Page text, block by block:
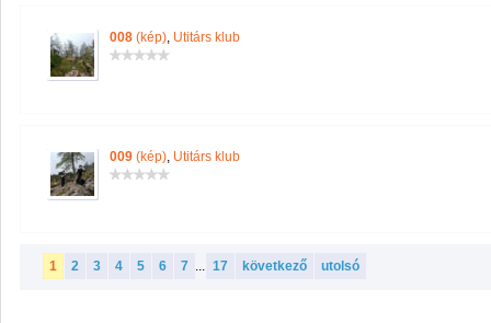
008 (kép), Utitárs klub
009 (kép), Utitárs klub
1 2 3 4 5 6 7 ... 17 következő utolsó